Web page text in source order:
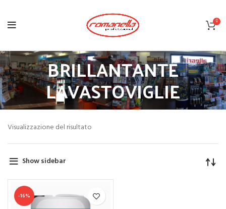
0
BRILLANTANTE
LAVASTOVIGLIE
Visualizzazione del risultato
Show sidebar
-16%